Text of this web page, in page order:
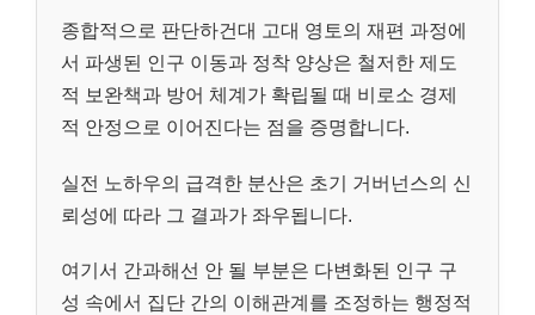
종합적으로 판단하건대 고대 영토의 재편 과정에
서 파생된 인구 이동과 정착 양상은 철저한 제도
적 보완책과 방어 체계가 확립될 때 비로소 경제
적 안정으로 이어진다는 점을 증명합니다.
실전 노하우의 급격한 분산은 초기 거버넌스의 신
뢰성에 따라 그 결과가 좌우됩니다.
여기서 간과해선 안 될 부분은 다변화된 인구 구
성 속에서 집단 간의 이해관계를 조정하는 행정적